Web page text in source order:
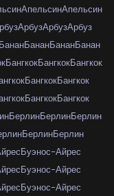
АпельсинАпельсин
АрбузАрбузАрбуз
БананБананБанан
БангкокБангкокБангкок
БангкокБангкок
БангкокБангкок
БерлинБерлинБерлин
БерлинБерлин
Буэнос-Айрес
Буэнос-Айрес
Буэнос-Айрес